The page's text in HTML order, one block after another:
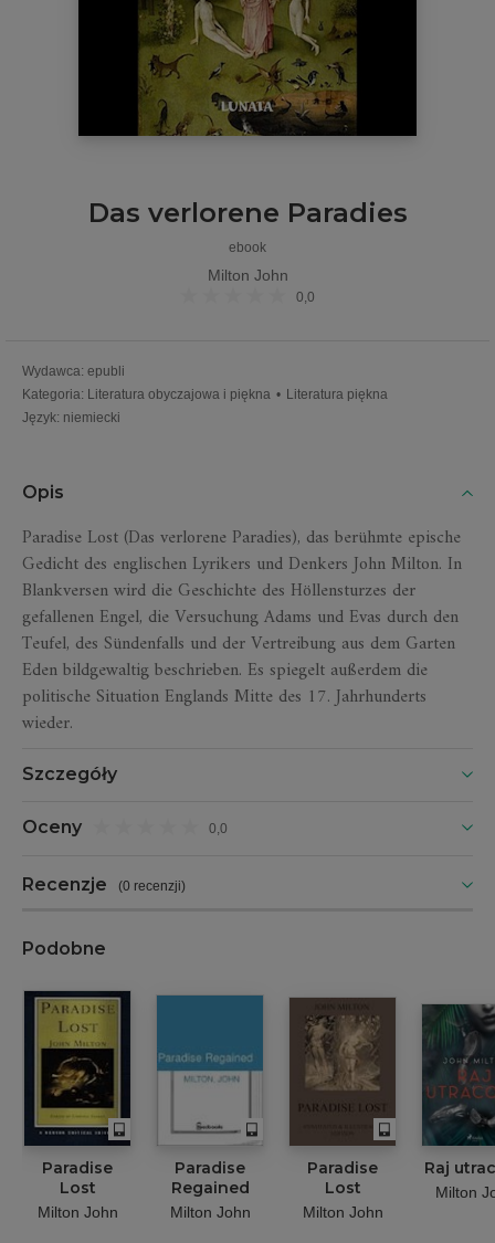
Das verlorene Paradies
ebook
Milton John
0,0
Wydawca: epubli
Kategoria: Literatura obyczajowa i piękna • Literatura piękna
Język: niemiecki
Opis
Paradise Lost (Das verlorene Paradies), das berühmte epische
Gedicht des englischen Lyrikers und Denkers John Milton. In
Blankversen wird die Geschichte des Höllensturzes der
gefallenen Engel, die Versuchung Adams und Evas durch den
Teufel, des Sündenfalls und der Vertreibung aus dem Garten
Eden bildgewaltig beschrieben. Es spiegelt außerdem die
politische Situation Englands Mitte des 17. Jahrhunderts
wieder.
Szczegóły
Oceny 0,0
Recenzje (0 recenzji)
Podobne
Paradise
Lost
Milton John
Paradise
Regained
Milton John
Paradise
Lost
Milton John
Raj
Milton